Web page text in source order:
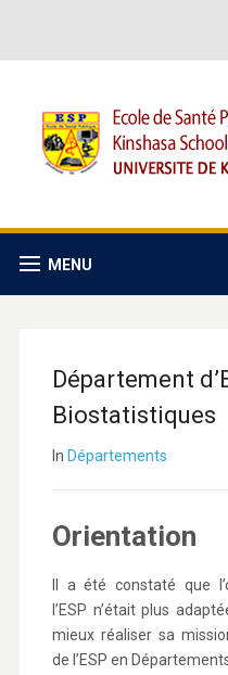
MENU
Département
Biostatistiques
In Départements
Orientation
Il a été constaté que
l’ESP n’était plus
mieux réaliser sa
de l’ESP en